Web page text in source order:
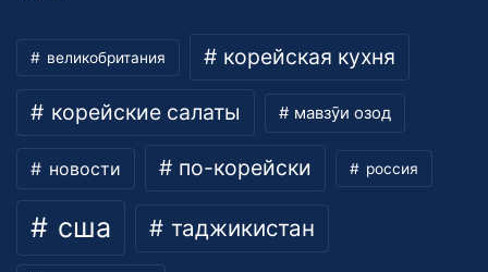
великобритания корейская кухня
корейские салаты мавзӯи озод
новости по-корейски россия
сша таджикистан